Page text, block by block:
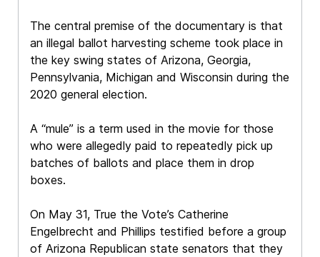
The central premise of the documentary is that
an illegal ballot harvesting scheme took place in
the key swing states of Arizona, Georgia,
Pennsylvania, Michigan and Wisconsin during the
2020 general election.
A “mule” is a term used in the movie for those
who were allegedly paid to repeatedly pick up
batches of ballots and place them in drop
boxes.
On May 31, True the Vote’s Catherine
Engelbrecht and Phillips testified before a group
of Arizona Republican state senators that they